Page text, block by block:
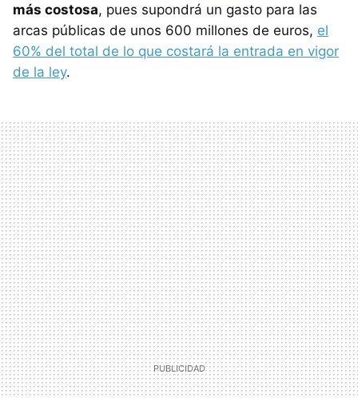
más costosa, pues supondrá un gasto para las
arcas públicas de unos 600 millones de euros, el
60% del total de lo que costará la entrada en vigor
de la ley.